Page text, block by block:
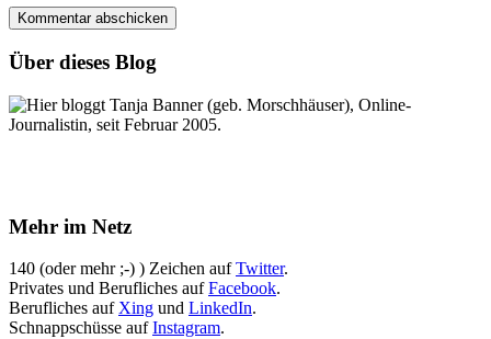
Über dieses Blog
Hier bloggt Tanja Banner (geb. Morschhäuser), Online-
Journalistin, seit Februar 2005.
Mehr im Netz
140 (oder mehr ;-) ) Zeichen aufTwitter.
Privates und Berufliches aufFacebook.
Berufliches auf Xing und LinkedIn.
Schnappschüsse aufInstagram.